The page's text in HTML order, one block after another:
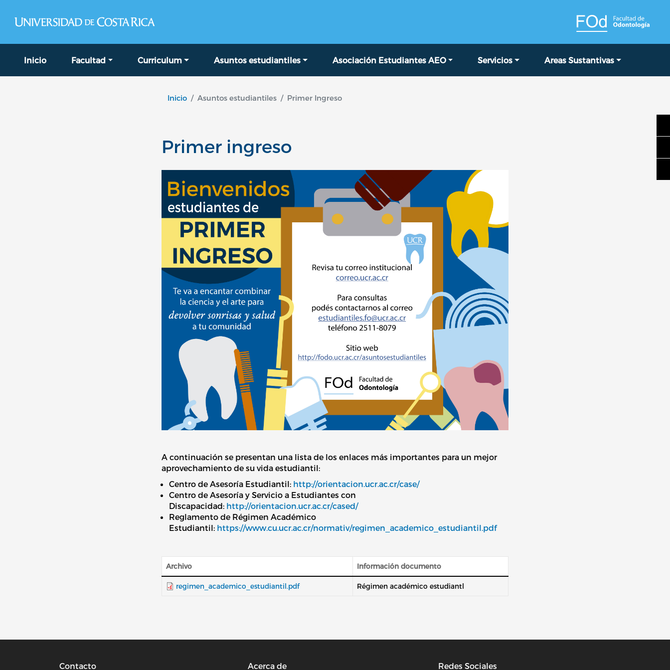
Navegación principal
Inicio Facultad Curriculum Asuntos estudiantiles Asociación Estudiantes AEO Servicios Areas Sustantivas
Inicio Asuntos estudiantiles Primer Ingreso
Primer ingreso
A continuación se presentan una lista de los enlaces más importantes para un mejor
aprovechamiento de su vida estudiantil:
Centro de Asesoría Estudiantil: http://orientacion.ucr.ac.cr/case/
Centro de Asesoría y Servicio a Estudiantes con
Discapacidad: http://orientacion.ucr.ac.cr/cased/
Reglamento de Régimen Académico
Estudiantil: https://www.cu.ucr.ac.cr/normativ/regimen_academico_estudiantil.pdf
Archivo Información documento
regimen_academico_estudiantil.pdf Régimen académico estudiantl
Contacto Acerca de Redes Sociales